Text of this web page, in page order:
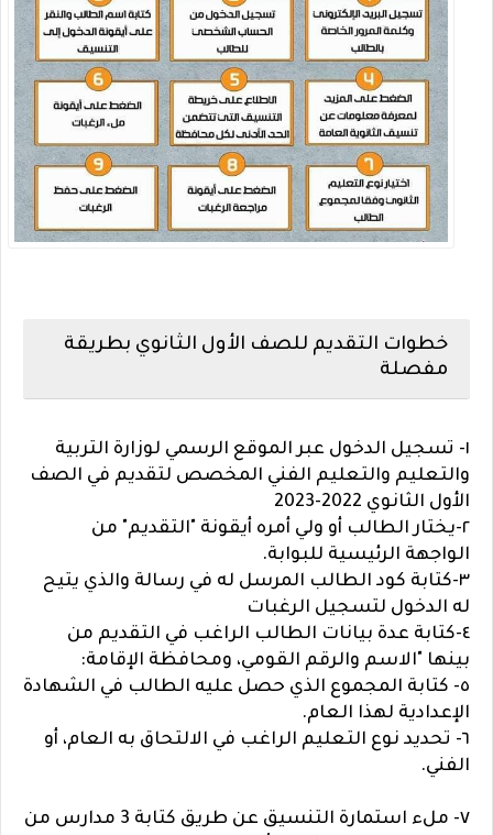
خطوات التقديم للصف الأول الثانوي بطريقة
مفصلة
١- تسجيل الدخول عبر الموقع الرسمي لوزارة التربية
والتعليم والتعليم الفني المخصص لتقديم في الصف
الأول الثانوي 2022-2023
٢-يختار الطالب أو ولي أمره أيقونة "التقديم" من
الواجهة الرئيسية للبوابة.
٣-كتابة كود الطالب المرسل له في رسالة والذي يتيح
له الدخول لتسجيل الرغبات
٤-كتابة عدة بيانات الطالب الراغب في التقديم من
بينها "الاسم والرقم القومي، ومحافظة الإقامة:
٥- كتابة المجموع الذي حصل عليه الطالب في الشهادة
الإعدادية لهذا العام.
٦- تحديد نوع التعليم الراغب في الالتحاق به العام، أو
الفني.
٧- ملء استمارة التنسيق عن طريق كتابة 3 مدارس من